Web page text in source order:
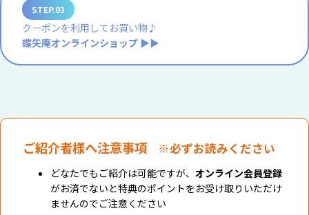
STEP.03
クーポンを利用してお買い物♪
蝶矢庵オンラインショップ ▶▶
ご紹介者様へ注意事項 ※必ずお読みください
どなたでもご紹介は可能ですが、 オンライン会員登録
がお済でないと特典のポイントをお受け取りいただけ
ませんのでご注意ください